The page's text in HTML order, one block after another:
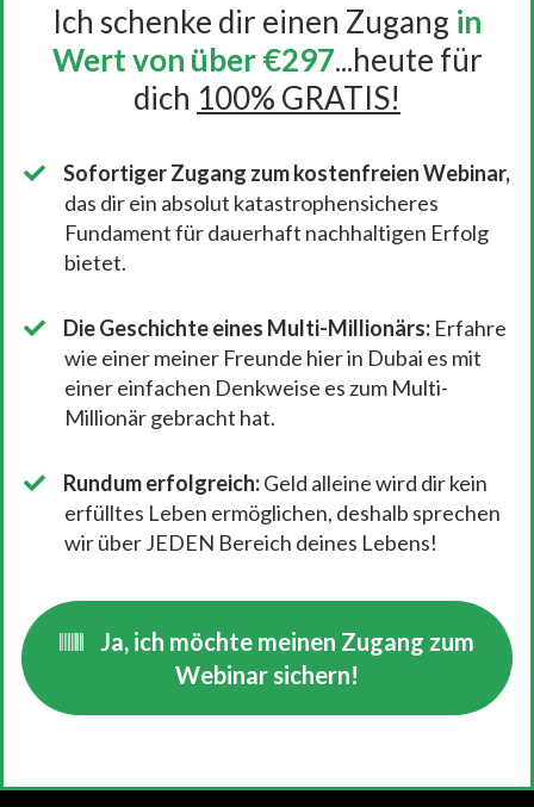
Ich schenke dir einen Zugang in
Wert von über €297...heute für
dich 100% GRATIS!
Sofortiger Zugang zum kostenfreien Webinar,
das dir ein absolut katastrophensicheres
Fundament für dauerhaft nachhaltigen Erfolg
bietet.
Die Geschichte eines Multi-Millionärs: Erfahre
wie einer meiner Freunde hier in Dubai es mit
einer einfachen Denkweise es zum Multi-
Millionär gebracht hat.
Rundum erfolgreich:Geld alleine wird dir kein
erfülltes Leben ermöglichen, deshalb sprechen
wir über JEDEN Bereich deines Lebens!
Ja, ich möchte meinen Zugang zum
Webinar sichern!